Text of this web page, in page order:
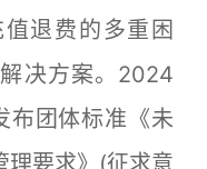
退费的多重困
决方案。2024
布团体标准《未
理要求》(征求意